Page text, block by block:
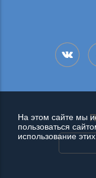
На этом сайте мы
пользоваться
использование